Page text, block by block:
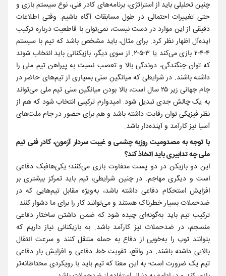
چنین تحلیلی باید از استراتژی، برنامه‌های کادر فنی، نوع سیستم بازی و
حتی تغییرات احتمالی در طول مسابقات آگاه باشیم. وقتی اطلاعات
دقیقی از این موارد در دست نیست، نمی‌توان با قاطعیت درباره ترکیب
ایده‌آل اظهار نظر کرد. برای مثال، باید مشخص باشد که تیم با سیستم
۴-۴-۲ بازی می‌کند یا ۳-۵-۲. از سوی دیگر، بازیکنانی باید انتخاب شوند
که توان جنگندگی، دوندگی بالا و تعصب نسبت به پیراهن تیم ملی را
داشته باشند. در شرایطی که میانگین سنی بسیاری از تیم‌های حاضر در
جام جهانی زیر ۲۵ سال است، بالا بودن میانگین سنی تیم ملی می‌تواند
به یک چالش جدی تبدیل شود. امیدوارم ترکیبی انتخاب شود که هم از
نظر فیزیکی توان رقابت داشته باشد و هم برای حضور در جام ملت‌های
آسیا نیز کارآمد و آینده‌دار باشد.
با توجه به مصدومیت روزبه چشمی و غیبت سردار آزمون، کادر فنی تیم
ملی چه تدابیری باید اتخاذ کند؟
این دو بازیکن در دو پست متفاوت بازی می‌کنند؛ یکی‌هافبک دفاعی
است و دیگری مهاجم. در چنین شرایطی، تیم باید تمرکز بیشتری بر
افزایش استحکام دفاعی داشته باشد، به‌ویژه مقابل تیم‌هایی که در
ضدحملات بسیار خطرناک هستند و می‌توانند کار را برای ما دشوار کنند.
ترکیب تیم باید به‌گونه‌ای چیده شود که ضمن داشتن ساختار دفاعی
منسجم، در ضدحملات نیز کارآمد باشد. به بازیکنانی نیاز داریم که
بتوانند توپ را به‌خوبی از دفاع به حمله منتقل کنند و سرعت انتقال
بالایی داشته باشند. در واقع، تقویت خط دفاعی و افزایش بار دفاعی
تیم یک ضرورت است؛ به این معنا که تیم باید با رویکردی محتاطانه‌تر